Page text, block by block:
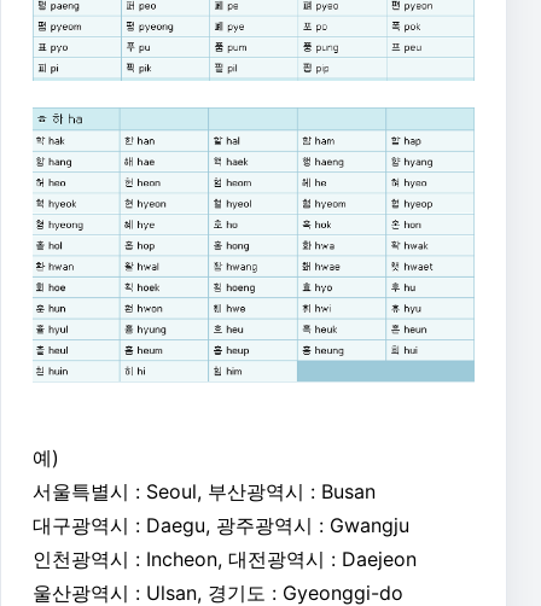
예)
서울특별시 : Seoul, 부산광역시 : Busan
대구광역시 : Daegu, 광주광역시 : Gwangju
인천광역시 : Incheon, 대전광역시 : Daejeon
울산광역시 : Ulsan, 경기도 : Gyeonggi-do